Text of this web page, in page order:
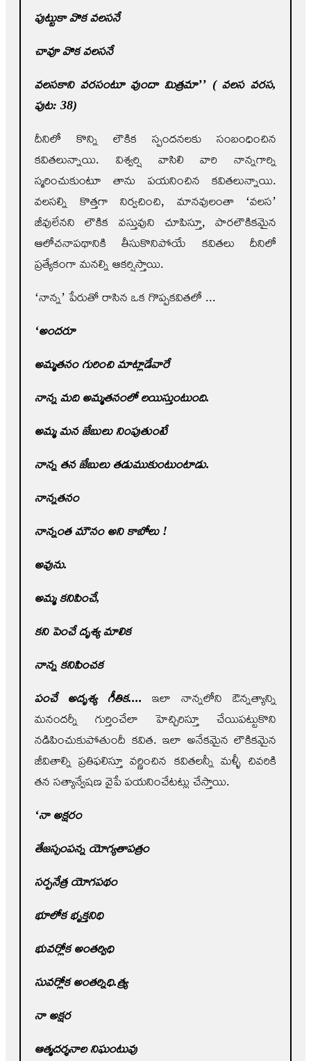
పుట్టుకా వొక వలసనే
చావూ వొక వలసనే
వలసకాని వరసంటూ వుందా మిత్రమా’’ ( వలస వరస,
పుట: 38)
దీనిలో కొన్ని లౌకిక స్పందనలకు సంబంధించిన
కవితలున్నాయి. విశ్వర్షి వాసిలి వారి నాన్నగార్ని
స్మరించుకుంటూ తాను పయనించిన కవితలున్నాయి.
వలసల్ని కొత్తగా నిర్వచించి, మానవులంతా ‘వలస’
జీవులేనని లౌకిక వస్తువుని చూపిస్తూ, పారలౌకికమైన
ఆలోచనాపథానికి తీసుకొనిపోయే కవితలు దీనిలో
ప్రత్యేకంగా మనల్ని ఆకర్షిస్తాయి.
‘నాన్న’ పేరుతో రాసిన ఒక గొప్పకవితలో ...
‘అందరూ
అమ్మతనం గురించి మాట్లాడేవారే
నాన్న మది అమ్మతనంలో లయిస్తుంటుంది.
అమ్మ మన జేబులు నింపుతుంటే
నాన్న తన జేబులు తడుముకుంటుంటాడు.
నాన్నతనం
నాన్నంత మౌనం అని కాబోలు !
అవును.
అమ్మ కనిపించే,
కని పెంచే దృశ్య మాలిక
నాన్న కనిపించక
పంచే అదృశ్య గీతిక.... ఇలా నాన్నలోని ఔన్నత్యాన్ని
మనందర్నీ గుర్తించేలా హెచ్చిరిస్తూ చేయిపట్టుకొని
నడిపించుకుపోతుందీ కవిత. ఇలా అనేకమైన లౌకికమైన
జీవితాల్ని ప్రతిఫలిస్తూ వర్ణించిన కవితలన్నీ మళ్ళీ చివరికి
తన సత్యాన్వేషణ వైపే పయనించేటట్లు చేస్తాయి.
‘నా అక్షరం
తేజస్సంపన్న యోగ్యతాపత్రం
సర్పనేత్ర యోగపథం
భూలోక భృక్తనిధి
భువర్లోక అంతర్విధి
సువర్లోక అంతర్నిధి.త్య్ర
నా అక్షర
ఆత్మదర్శనాల నిఘంటువు